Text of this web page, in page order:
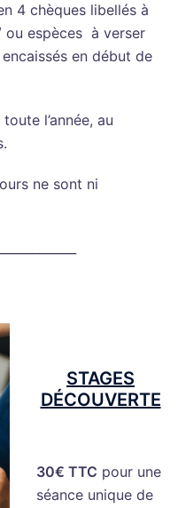
4 chèques libellés à
ou espèces à verser
en début de
l’année, au
ne sont ni
STAGES
DÉCOUVERTE
30€ TTC pour une
séance unique de